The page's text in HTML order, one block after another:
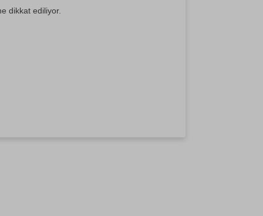
dikkat ediliyor.